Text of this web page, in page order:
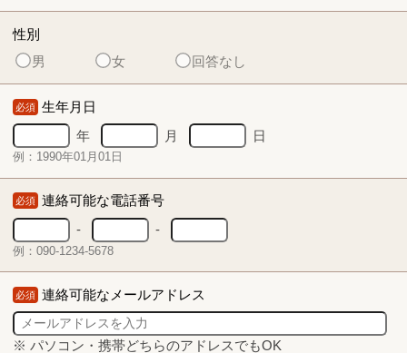
性別
男
女 回答なし
必須 生年月日
年
月 日
例：1990年01月01日
必須 連絡可能な電話番号
-
-
例：090-1234-5678
必須 連絡可能なメールアドレス
※ パソコン・携帯どちらのアドレスでもOK